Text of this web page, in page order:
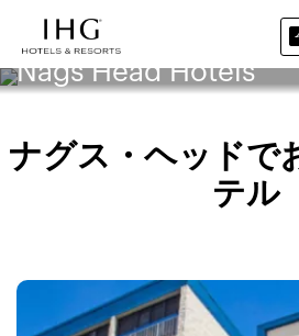
Nags Head Hotels
ナグス・ヘッドで
テル